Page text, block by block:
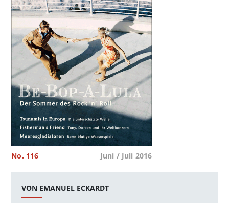
No. 116 Juni / Juli 2016
VON EMANUEL ECKARDT